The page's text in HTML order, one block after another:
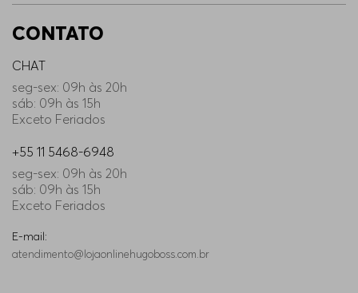
CONTATO
CHAT
seg-sex: 09h às 20h
sáb: 09h às 15h
Exceto Feriados
+55 11 5468-6948
seg-sex: 09h às 20h
sáb: 09h às 15h
Exceto Feriados
E-mail:
atendimento@lojaonlinehugoboss.com.br